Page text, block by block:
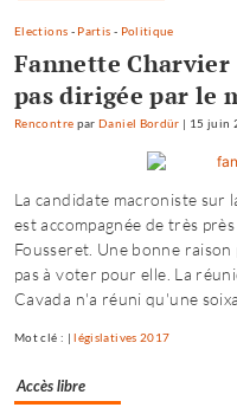
Elections - Partis - Politique
Fannette Charvier
pas dirigée par le
Rencontre parDaniel Bordür | 15 juin
La candidate macroniste sur
est accompagnée de très
Fousseret. Une bonne
pas à voter pour elle. La
Cavada n'a réuni qu'une
Mot clé : |législatives 2017
Accès libre